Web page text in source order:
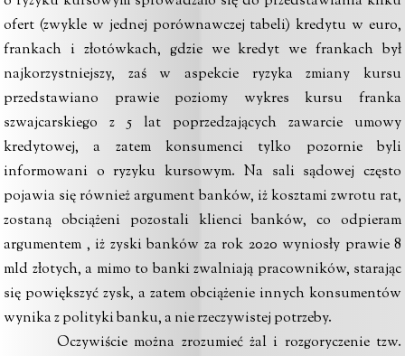
ofert (zwykle w jednej porównawczej tabeli) kredytu w euro,
frankach i złotówkach, gdzie we kredyt we frankach był
najkorzystniejszy, zaś w aspekcie ryzyka zmiany kursu
przedstawiano prawie poziomy wykres kursu franka
szwajcarskiego z 5 lat poprzedzających zawarcie umowy
kredytowej, a zatem konsumenci tylko pozornie byli
informowani o ryzyku kursowym. Na sali sądowej często
pojawia się również argument banków, iż kosztami zwrotu rat,
zostaną obciążeni pozostali klienci banków, co odpieram
argumentem , iż zyski banków za rok 2020 wyniosły prawie 8
mld złotych, a mimo to banki zwalniają pracowników, starając
się powiększyć zysk, a zatem obciążenie innych konsumentów
wynika z polityki banku, a nie rzeczywistej potrzeby.
Oczywiście można zrozumieć żal i rozgoryczenie tzw.